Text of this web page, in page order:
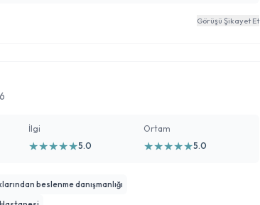
Görüşü Şikayet Et
İlgi
★★★★★5.0
Ortam
★★★★★5.0
beslenme danışmanlığı